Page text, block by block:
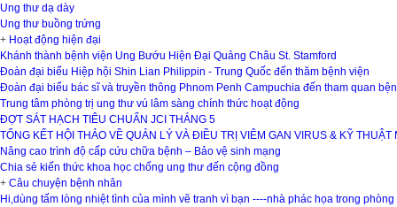
Ung thư dạ dày
Ung thư buồng trứng
+ Hoạt động hiện đại
Khánh thành bệnh viện Ung Bướu Hiện Đại Quảng Châu St. Stamford
Đoàn đại biểu Hiệp hội Shin Lian Philippin - Trung Quốc đến thăm bệnh viện
Đoàn đại biểu bác sĩ và truyền thông Phnom Penh Campuchia đến tham quan
Trung tâm phòng trị ung thư vú lâm sàng chính thức hoạt động
ĐỢT SÁT HẠCH TIÊU CHUẨN JCI THÁNG 5
TỔNG KẾT HỘI THẢO VỀ QUẢN LÝ VÀ ĐIỀU TRỊ VIÊM GAN VIRUS & KỸ
Nâng cao trình độ cấp cứu chữa bệnh – Bảo vệ sinh mạng
Chia sẻ kiến thức khoa học chống ung thư đến cộng đồng
+ Câu chuyện bệnh nhân
Hi,dùng tấm lòng nhiệt tình của mình vẽ tranh vì bạn ----nhà phác họa trong